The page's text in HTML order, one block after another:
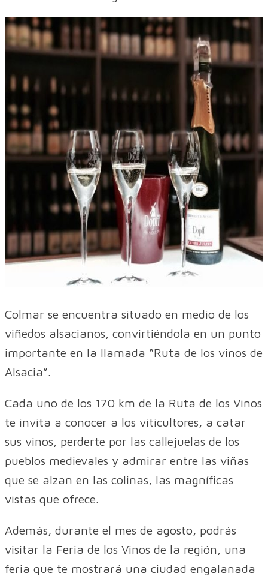
Colmar se encuentra situado en medio de los
viñedos alsacianos, convirtiéndola en un punto
importante en la llamada “Ruta de los vinos de
Alsacia”.
Cada uno de los 170 km de la Ruta de los Vinos
te invita a conocer a los viticultores, a catar
sus vinos, perderte por las callejuelas de los
pueblos medievales y admirar entre las viñas
que se alzan en las colinas, las magníficas
vistas que ofrece.
Además, durante el mes de agosto, podrás
visitar la Feria de los Vinos de la región, una
feria que te mostrará una ciudad engalanada